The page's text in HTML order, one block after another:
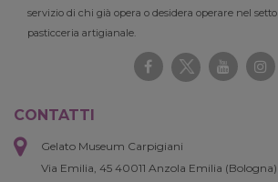
servizio di chi già opera o desidera operare nel
pasticceria artigianale.
CONTATTI
Gelato Museum Carpigiani
Via Emilia, 45 40011 Anzola Emilia (Bologna)